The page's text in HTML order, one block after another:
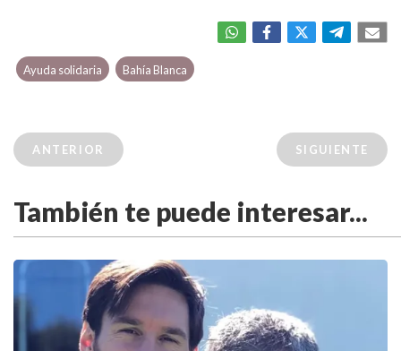
Ayuda solidaria Bahía Blanca
ANTERIOR SIGUIENTE
También te puede interesar...